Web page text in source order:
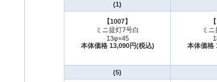
(1)
【1007】
ミニ提灯7号白
13φ×45
本体価格 13,090円(税込)
ミ
本体価格
(5)